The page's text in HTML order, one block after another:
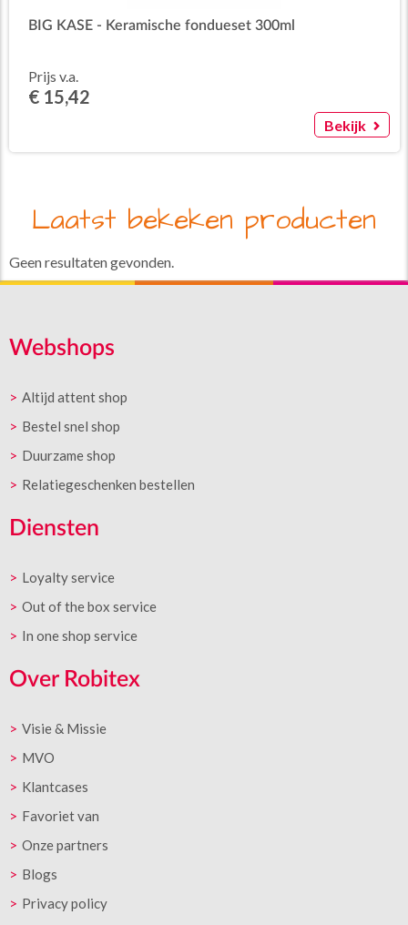
BIG KASE - Keramische fondueset 300ml
Prijs v.a.
€ 15,42
Bekijk
Laatst bekeken producten
Geen resultaten gevonden.
Webshops
Altijd attent shop
Bestel snel shop
Duurzame shop
Relatiegeschenken bestellen
Diensten
Loyalty service
Out of the box service
In one shop service
Over Robitex
Visie & Missie
MVO
Klantcases
Favoriet van
Onze partners
Blogs
Privacy policy